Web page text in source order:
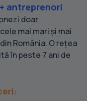
antreprenori
doar
mai mari și mai
România. O rețea
în peste 7 ani de